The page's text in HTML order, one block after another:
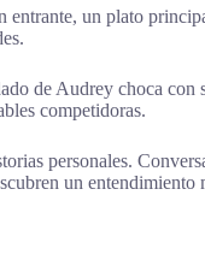
entrante, un plato
de Audrey choca con
competidoras.
personales.
un entendimiento